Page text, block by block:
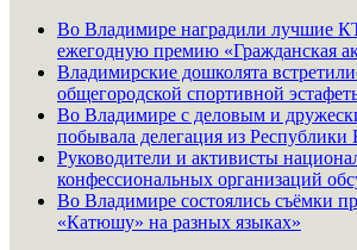
Во Владимире наградили лучшие
ежегодную премию «Гражданская
Владимирские дошколята
общегородской спортивной
Во Владимире с деловым и
побывала делегация из Республики
Руководители и активисты
конфессиональных организаций
Во Владимире состоялись съёмки
«Катюшу» на разных языках»